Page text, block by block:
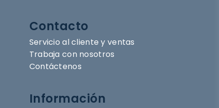
Contacto
Servicio al cliente y ventas
Trabaja con nosotros
Contáctenos
Información